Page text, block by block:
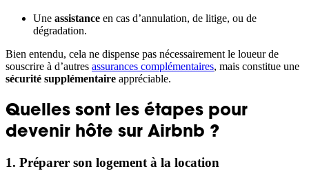
Une assistance en cas d’annulation, de litige, ou de
dégradation.
Bien entendu, cela ne dispense pas nécessairement le loueur de
souscrire à d’autres assurances complémentaires, mais constitue une
sécurité supplémentaire appréciable.
Quelles sont les étapes pour
devenir hôte sur Airbnb ?
1. Préparer son logement à la location